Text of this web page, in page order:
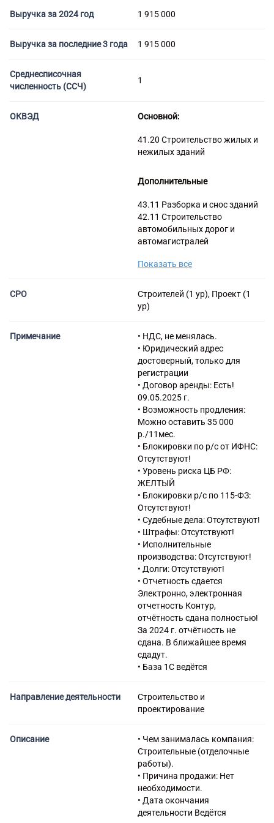
Выручка за 2024 год 1 915 000
Выручка за последние 3 года 1 915 000
Среднесписочная
численность (ССЧ)
1
ОКВЭД Основной:
41.20 Строительство жилых и
нежилых зданий
Дополнительные
43.11 Разборка и снос зданий
42.11 Строительство
автомобильных дорог и
автомагистралей
инженерных сооружений, не
группировки
71.12.6 Деятельность в
стандартизации, метрологии,
аккредитации, каталогизации
продукции
42.91 Строительство водных
сооружений
33.11 Ремонт металлоизделий
33.12 Ремонт машин и
оборудования
33.20 Монтаж промышленных
машин и оборудования
41.10 Разработка
строительных проектов
42.12 Строительство
железных дорог и метро
42.13 Cтроительство мостов и
тоннелей
42.21 Строительство
инженерных коммуникаций
для водоснабжения и
водоотведения,
газоснабжения
42.22.1 Строительство
междугородних линий
электропередачи и связи
42.22.2 Строительство
местных линий
электропередачи и связи
42.22.3 Строительство
42.91.1 Строительство
портовых сооружений
42.91.4 Производство
дноочистительных,
дноуглубительных и
берегоукрепительных работ
43.12 Подготовка
строительной площадки
43.12.3 Производство
Показать все
СРО
Строителей (1 ур), Проект (1
ур)
Примечание
• НДС, не менялась.
• Юридический адрес
достоверный, только для
регистрации
• Договор аренды: Есть!
09.05.2025 г.
• Возможность продления:
Можно оставить 35 000
р./11мес.
• Блокировки по р/с от ИФНС:
Отсутствуют!
• Уровень риска ЦБ РФ:
ЖЕЛТЫЙ
• Блокировки р/с по 115-ФЗ:
Отсутствуют!
• Судебные дела: Отсутствуют!
• Штрафы: Отсутствуют!
• Исполнительные
производства: Отсутствуют!
• Долги: Отсутствуют!
• Отчетность сдается
Электронно, электронная
отчетность Контур,
отчётность сдана полностью!
За 2024 г. отчётность не
сдана. В ближайшее время
сдадут.
• База 1С ведётся
Направление деятельности
Строительство и
проектирование
Описание
• Чем занималась компания:
Строительные (отделочные
работы).
• Причина продажи: Нет
необходимости.
• Дата окончания
деятельности Ведётся